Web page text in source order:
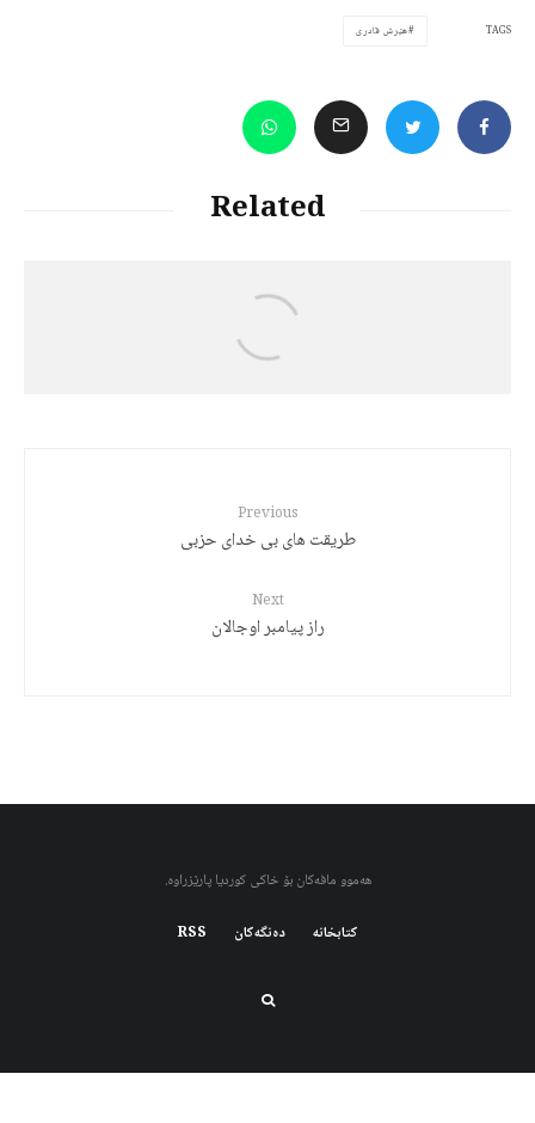
TAGS هێرش قادری
Related
Previous
طریقت های بی خدای حزبی
Next
راز پیامبر اوجالان
هەموو مافەکان بۆ خاکی کوردیا پارێزراوە.
کتابخانه دەنگەکان RSS